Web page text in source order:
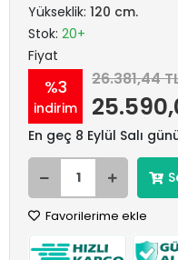
Yükseklik: 120 cm.
Stok: 20+
Fiyat
%3
indirim
26.381,44
En geç 8 Eylül Salı
Favorilerime ekle